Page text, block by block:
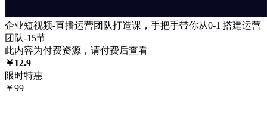
企业短视频-直播运营团队打造课，手把手带你从0-1 搭建运营
团队-15节
此内容为付费资源，请付费后查看
￥12.9
限时特惠
￥99